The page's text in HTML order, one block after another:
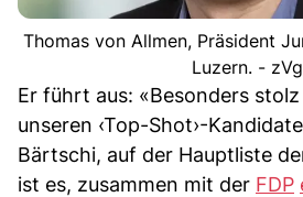
Thomas von Allmen, Präsident
Luzern. - zVg
Er führt aus: «Besonders
unseren ‹Top-Shot›-
Bärtschi, auf der Hauptliste
ist es, zusammen mit der FDP